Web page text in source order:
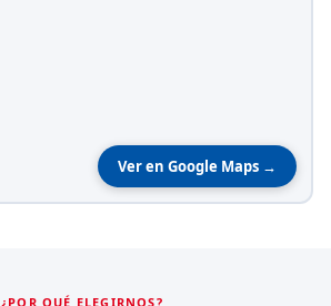
Ver en Google Maps →
¿POR QUÉ ELEGIRNOS?